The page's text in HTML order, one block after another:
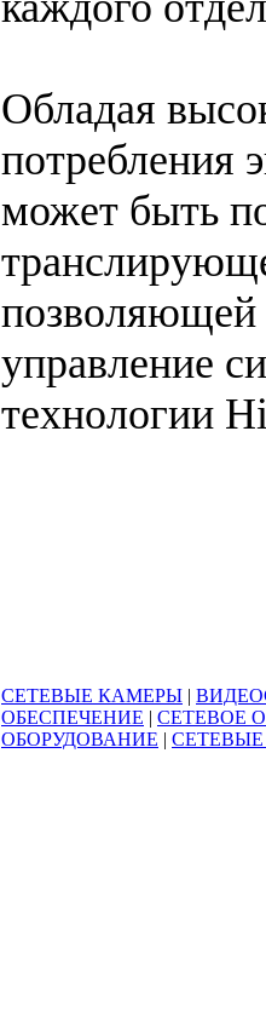
Обладая
потребления
может быть
позволяющей
управление
технологии
СЕТЕВЫЕ КАМЕРЫ |
ОБЕСПЕЧЕНИЕ | СЕТЕВОЕ
ОБОРУДОВАНИЕ |